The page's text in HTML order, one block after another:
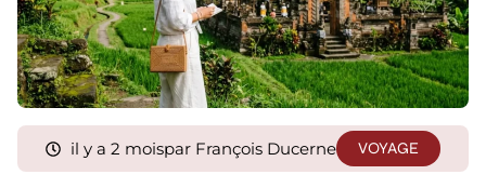
il y a 2 moispar François Ducerne VOYAGE